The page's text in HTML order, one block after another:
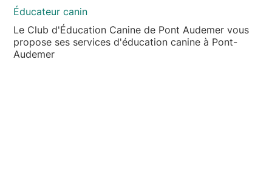
Éducateur canin
Le Club d'Éducation Canine de Pont Audemer vous
propose ses services d'éducation canine à Pont-
Audemer